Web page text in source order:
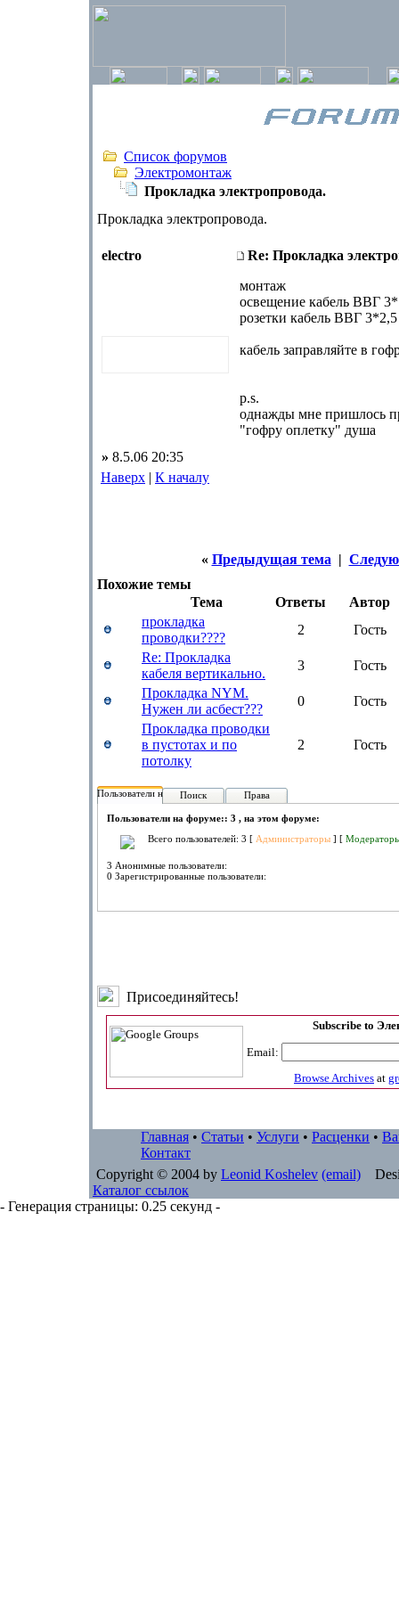
Список форумов
Электромонтаж
Прокладка электропровода.
Прокладка электропровода.
electro
Re: Прокладка
монтаж
освещение кабель ВВГ
розетки кабель ВВГ 3*2,5
кабель заправляйте в
p.s.
однажды мне пришлось
"гофру оплетку" душа
» 8.5.06 20:35
Наверх | К началу
« Предыдущая тема |
Похожие темы
Тема
Ответы
Автор
прокладка
проводки????
2
Гость
Re: Прокладка
кабеля вертикально.
3
Гость
Прокладка NYM.
Нужен ли асбест???
0
Гость
Прокладка проводки
в пустотах и по
потолку
2 Гость
Пользователи на форуме:
Поиск Права
Пользователи на форуме:: 3 , на этом форуме:
Всего пользователей: 3 [ Администраторы ] [
3 Анонимные пользователи:
0 Зарегистрированные пользователи:
Присоединяйтесь!
Subscribe to
Email:
Browse Archives at
Главная • Статьи • Услуги • Расценки •
Контакт
Copyright © 2004 by Leonid Koshelev (email)
Каталог ссылок
- Генерация страницы: 0.25 секунд -